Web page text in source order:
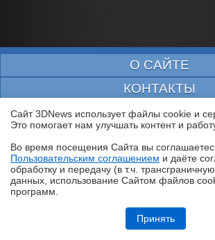
Обзор игрового ноутбука ASUS ROG Zephyrus
удачной погони за двумя зайцами
О САЙТЕ
КОНТАКТЫ
РАССЫЛКА
КОПИРАЙТ
ПОИСК
ПОЛЬЗОВАТЕЛЬСКОЕ
ЗАЩИЩЕНО
Сайт 3DNews использует файлы cookie и
Это помогает нам улучшать контент и
Во время посещения Cайта вы
Пользовательским соглашением и даёте
обработку и передачу (в т.ч.
данных, использование Cайтом файлов
программ.
Принять